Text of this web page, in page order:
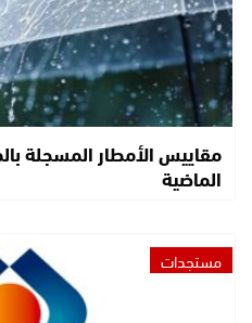
الماضية
مستجدات